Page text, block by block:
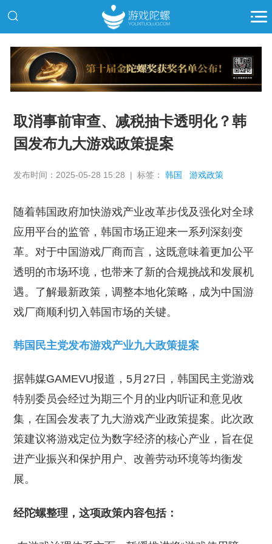
推广
取消事前审查、减税抽卡透明化？韩
国发布九大游戏政策提案
发布时间：2025-05-28 15:28 | 标签：韩国 游戏政策
随着韩国政府加快游戏产业改革步伐及强化对全球
应用平台的监管，韩国市场正迎来一系列深刻变
革。对于中国游戏厂商而言，这既意味着更加公平
透明的市场环境，也带来了新的合规挑战和发展机
遇。了解最新政策，调整本地化策略，成为中国游
戏厂商顺利切入韩国市场的关键。
韩国民主党发布游戏产业九大政策提案
据韩媒GAMEVU报道，5月27日，韩国民主党游戏
特别委员会经过为期三个月的业内听证和意见收
集，在国会发表了九大游戏产业政策提案。此次政
策建议将游戏定位为数字经济的核心产业，旨在促
进产业振兴和保护用户、改善劳动环境等均衡发
展。
经陀螺整理，这项政策内容包括：